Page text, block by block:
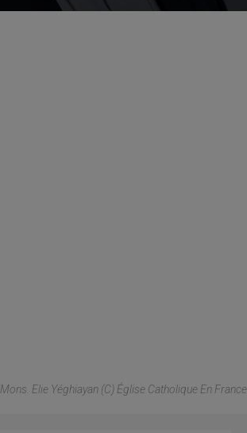
Mons. Elie Yéghiayan (C) Église Catholique En France